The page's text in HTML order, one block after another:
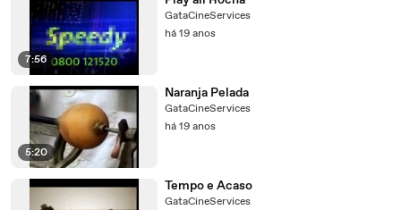
7:56
GataCineServices
há 19 anos
5:20
Naranja Pelada
GataCineServices
há 19 anos
Tempo e Acaso
GataCineServices